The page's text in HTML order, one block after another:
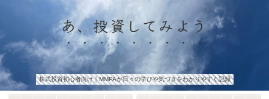
あ、投資してみよう
株式投資初心者向け｜MMPAが日々の学びや気づきをわかりやすく記録